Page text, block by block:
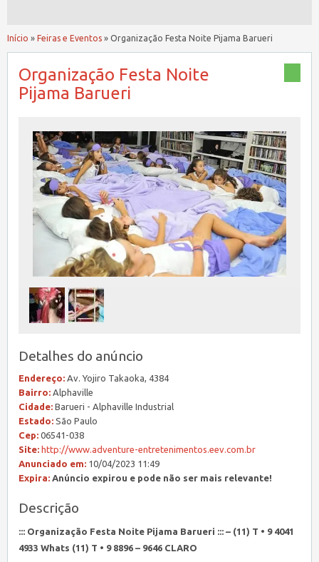
Início » Feiras e Eventos » Organização Festa Noite Pijama Barueri
Organização Festa Noite
Pijama Barueri
Detalhes do anúncio
Endereço: Av. Yojiro Takaoka, 4384
Bairro: Alphaville
Cidade: Barueri - Alphaville Industrial
Estado: São Paulo
Cep: 06541-038
Site: http://www.adventure-entretenimentos.eev.com.br
Anunciado em: 10/04/2023 11:49
Expira: Anúncio expirou e pode não ser mais relevante!
Descrição
::: Organização Festa Noite Pijama Barueri ::: – (11) T • 9 4041
4933 Whats (11) T • 9 8896 – 9646 CLARO